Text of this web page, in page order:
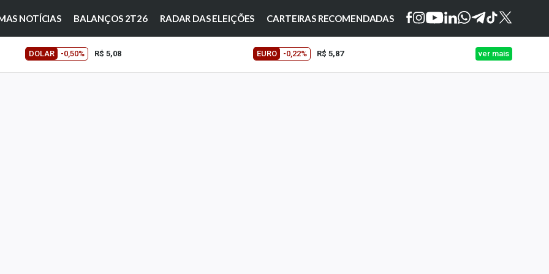
NOTÍCIAS BALANÇOS 2T26 RADAR DAS ELEIÇÕES CARTEIRAS RECOMENDADAS
DOLAR -0,50% R$ 5,08 EURO -0,22% R$ 5,87 ver mais